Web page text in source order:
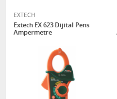
EXTECH
Extech EX 623 Dijital Pens
Ampermetre